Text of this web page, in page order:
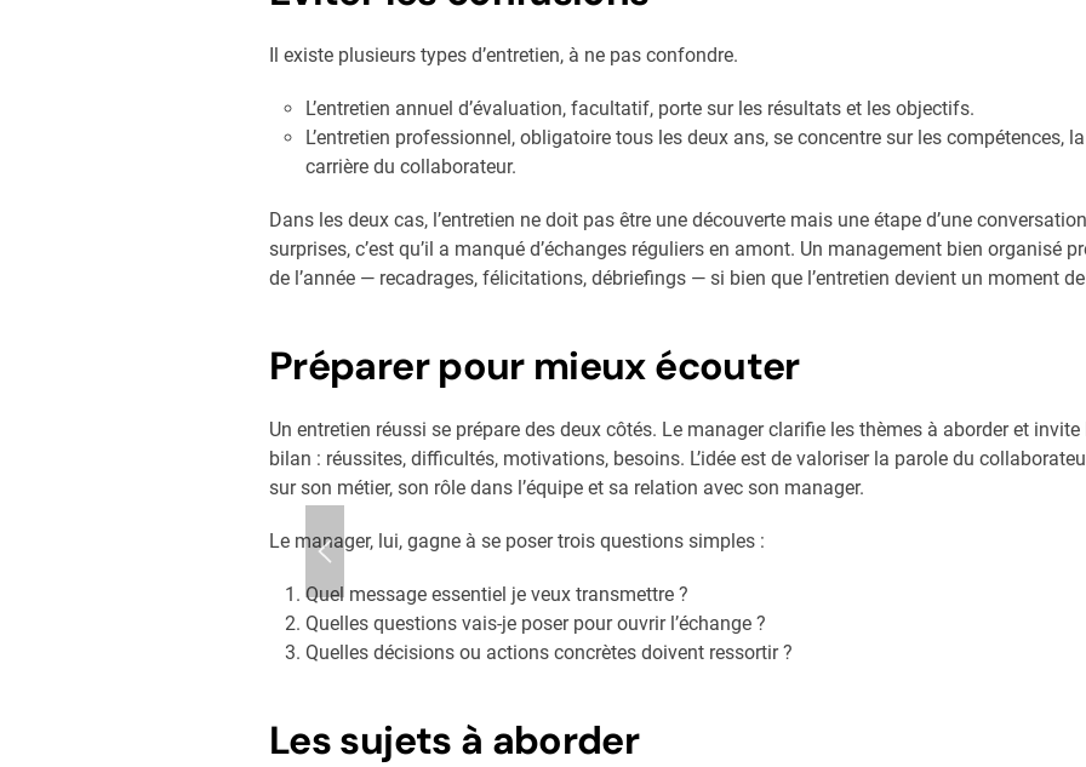
Il existe plusieurs types d’entretien, à ne pas confondre.
L’entretien annuel d’évaluation, facultatif, porte sur les résultats et les objectifs.
L’entretien professionnel, obligatoire tous les deux ans, se concentre sur les compétences,
carrière du collaborateur.
Dans les deux cas, l’entretien ne doit pas être une découverte mais une étape d’une
surprises, c’est qu’il a manqué d’échanges réguliers en amont. Un management bien organisé
de l’année — recadrages, félicitations, débriefings — si bien que l’entretien devient un moment
Préparer pour mieux écouter
Un entretien réussi se prépare des deux côtés. Le manager clarifie les thèmes à aborder et
bilan : réussites, difficultés, motivations, besoins. L’idée est de valoriser la parole du
sur son métier, son rôle dans l’équipe et sa relation avec son manager.
Le manager, lui, gagne à se poser trois questions simples :
Quel message essentiel je veux transmettre ?
Quelles questions vais-je poser pour ouvrir l’échange ?
Quelles décisions ou actions concrètes doivent ressortir ?
Les sujets à aborder